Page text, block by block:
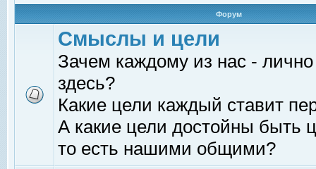
Форум
Смыслы и цели
Зачем каждому из нас -
здесь?
Какие цели каждый ставит
А какие цели достойны быть
то есть нашими общими?